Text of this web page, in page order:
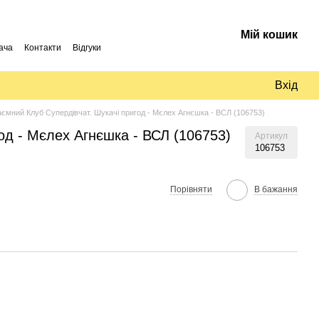
Контакти Відгуки
Мій кошик
Вхід
Клуб Супердівчат. Шукачі пригод - Мєлех Агнєшка - ВСЛ (106753)
- Мєлех Агнєшка - ВСЛ (106753) Артикул
106753
Порівняти В бажання